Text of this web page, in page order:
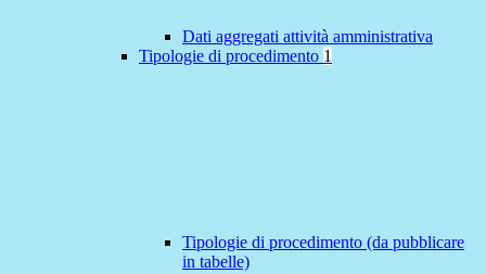
Dati aggregati attività amministrativa
Tipologie di procedimento 1
Tipologie di procedimento (da pubblicare
in tabelle)